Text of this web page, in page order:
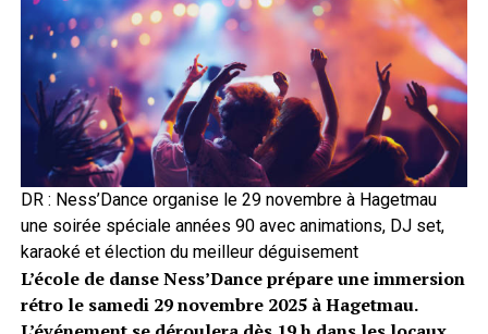
DR : Ness’Dance organise le 29 novembre à Hagetmau
une soirée spéciale années 90 avec animations, DJ set,
karaoké et élection du meilleur déguisement
L’école de danse Ness’Dance prépare une immersion
rétro le samedi 29 novembre 2025 à Hagetmau.